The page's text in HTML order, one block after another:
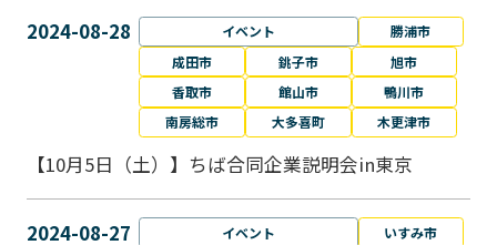
2024-08-28 イベント
勝浦市
成田市
銚子市
旭市
香取市
館山市
鴨川市
南房総市
大多喜町 木更津市
【10月5日（土）】ちば合同企業説明会in東京
2024-08-27 イベント いすみ市